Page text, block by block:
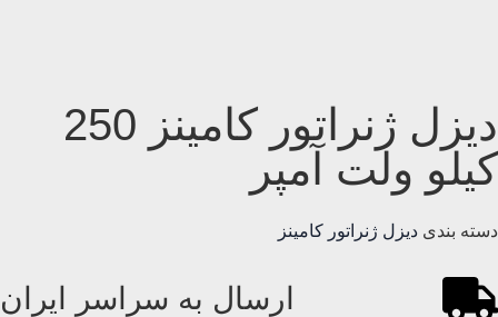
دیزل ژنراتور کامینز 250
کیلو ولت آمپر
دسته بندی دیزل ژنراتور کامینز
ارسال به سراسر ایران